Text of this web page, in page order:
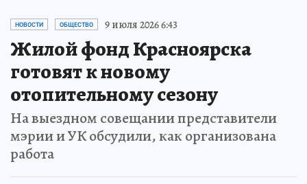
НОВОСТИ ОБЩЕСТВО 9 июля 2026 6:43
Жилой фонд Красноярска
готовят к новому
отопительному сезону
На выездном совещании представители
мэрии и УК обсудили, как организована
работа